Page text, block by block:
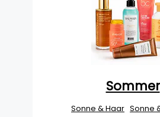
Sommer
Sonne & Haar Sonne